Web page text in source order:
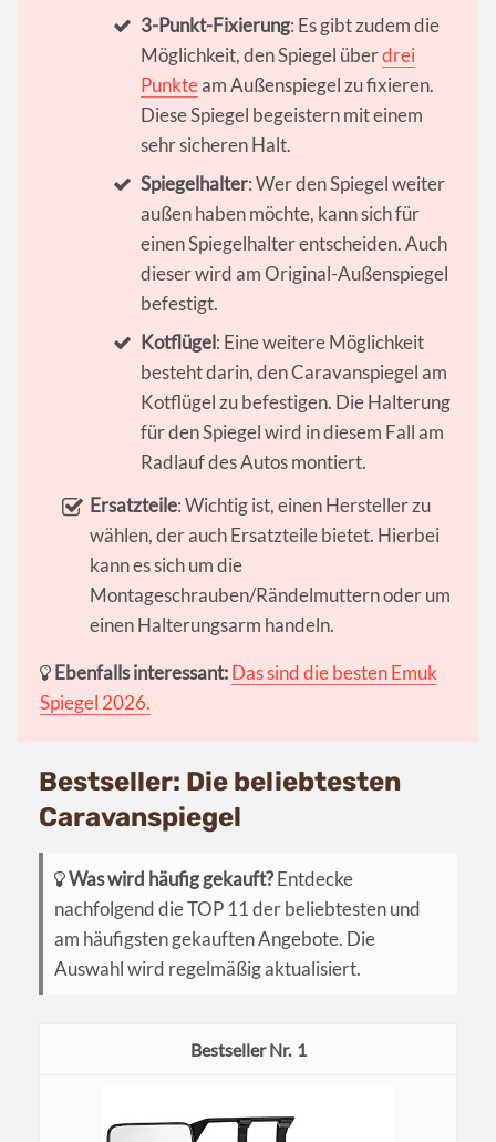
3-Punkt-Fixierung: Es gibt zudem die
Möglichkeit, den Spiegel überdrei
Punkteam Außenspiegel zu fixieren.
Diese Spiegel begeistern mit einem
sehr sicheren Halt.
Spiegelhalter: Wer den Spiegel weiter
außen haben möchte, kann sich für
einen Spiegelhalter entscheiden. Auch
dieser wird am Original-Außenspiegel
befestigt.
Kotflügel: Eine weitere Möglichkeit
besteht darin, den Caravanspiegel am
Kotflügel zu befestigen. Die Halterung
für den Spiegel wird in diesem Fall am
Radlauf des Autos montiert.
Ersatzteile: Wichtig ist, einen Hersteller zu
wählen, der auch Ersatzteile bietet. Hierbei
kann es sich um die
Montageschrauben/Rändelmuttern oder um
einen Halterungsarm handeln.
Ebenfalls interessant:Das sind die besten Emuk
Spiegel 2026.
Bestseller: Die beliebtesten
Caravanspiegel
Was wird häufig gekauft?Entdecke
nachfolgend die TOP 11 der beliebtesten und
am häufigsten gekauften Angebote. Die
Auswahl wird regelmäßig aktualisiert.
1